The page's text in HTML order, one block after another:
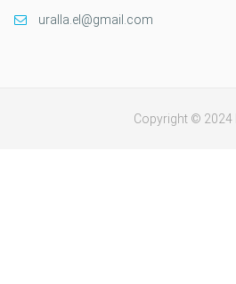
uralla.el@gmail.com
Copyright © 2024